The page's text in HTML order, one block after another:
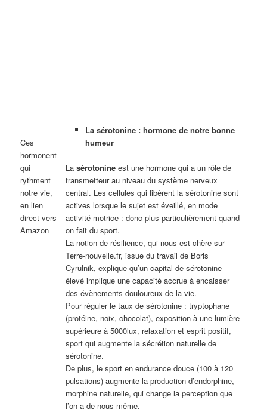
Ces
hormonent
qui
rythment
notre vie,
en lien
direct vers
Amazon
La sérotonine : hormone de notre bonne
humeur
Lasérotonine est une hormone qui a un rôle de
transmetteur au niveau du système nerveux
central. Les cellules qui libèrent la sérotonine sont
actives lorsque le sujet est éveillé, en mode
activité motrice : donc plus particulièrement quand
on fait du sport.
La notion de résilience, qui nous est chère sur
Terre-nouvelle.fr, issue du travail de Boris
Cyrulnik, explique qu’un capital de sérotonine
élevé implique une capacité accrue à encaisser
des évènements douloureux de la vie.
Pour réguler le taux de sérotonine : tryptophane
(protéine, noix, chocolat), exposition à une lumière
supérieure à 5000lux, relaxation et esprit positif,
sport qui augmente la sécrétion naturelle de
sérotonine.
De plus, le sport en endurance douce (100 à 120
pulsations) augmente la production d’endorphine,
morphine naturelle, qui change la perception que
l’on a de nous-même.